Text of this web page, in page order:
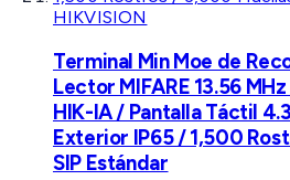
HIKVISION
Terminal Min Moe de
Lector MIFARE 13.56
HIK-IA / Pantalla Táctil
Exterior IP65 / 1,500
SIP Estándar